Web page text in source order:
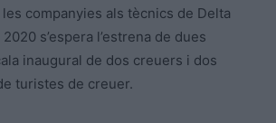
companyies als tècnics de Delta
s’espera l’estrena de dues
inaugural de dos creuers i dos
turistes de creuer.